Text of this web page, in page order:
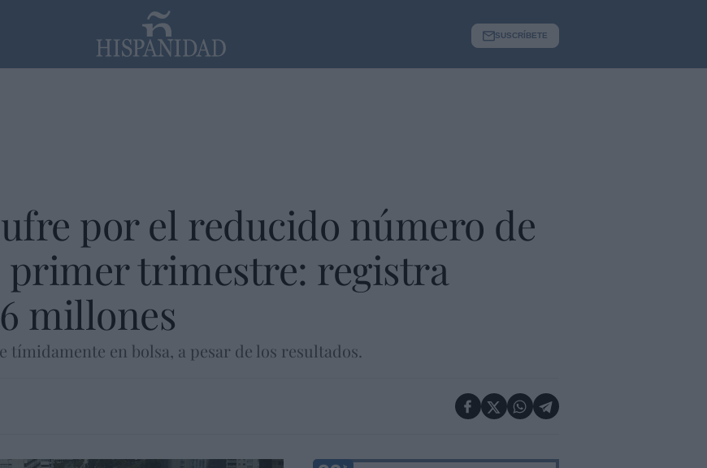
SUSCRÍBETE
por el reducido número de
primer trimestre: registra
millones
tímidamente en bolsa, a pesar de los resultados.